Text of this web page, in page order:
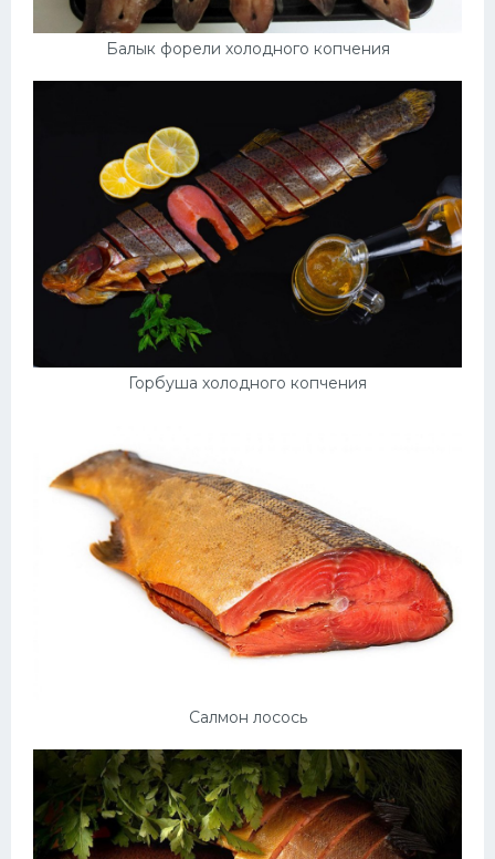
Балык форели холодного копчения
Горбуша холодного копчения
Салмон лосось